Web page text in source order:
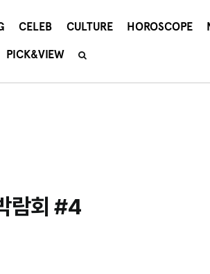
CELEB CULTURE HOROSCOPE
PICK&VIEW
람회 #4